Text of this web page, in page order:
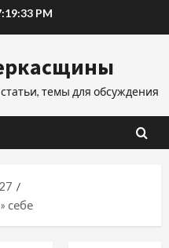
PM
темы для обсуждения
27
себе